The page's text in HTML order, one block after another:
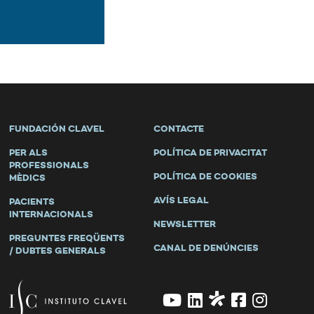
FUNDACIÓN CLAVEL
PER ALS
PROFESSIONALS
MÈDICS
PACIENTS
INTERNACIONALS
PREGUNTES FREQÜENTS
/ DUBTES GENERALS
CONTACTE
POLÍTICA DE PRIVACITAT
POLÍTICA DE COOKIES
AVÍS LEGAL
NEWSLETTER
CANAL DE DENÚNCIES